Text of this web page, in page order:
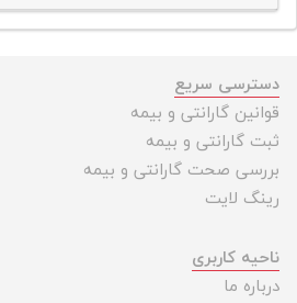
دسترسی سریع
قوانین گارانتی و بیمه
ثبت گارانتی و بیمه
بررسی صحت گارانتی و بیمه
رینگ لایت
ناحیه کاربری
درباره ما